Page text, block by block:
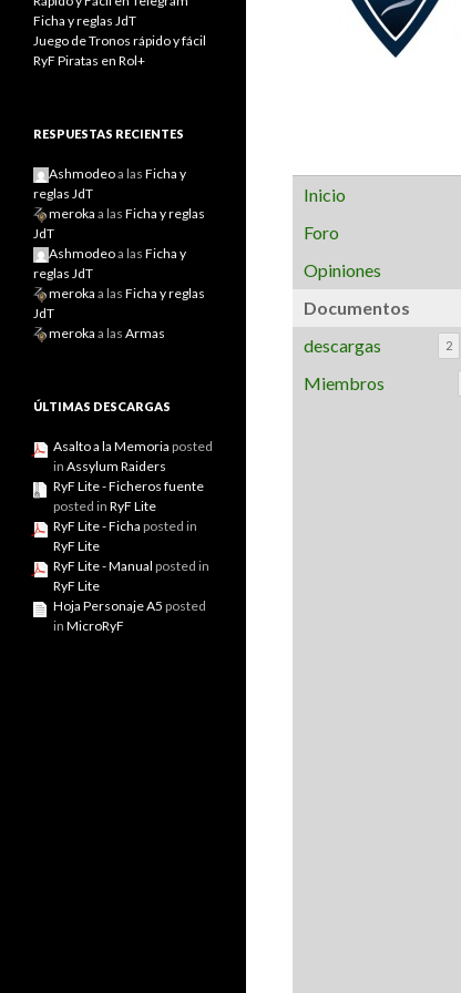
Inicio
Foro
Opiniones
Documentos
descargas
2
Miembros
Ficha y reglas JdT
Juego de Tronos rápido y fácil
RyF Piratas en Rol+
RESPUESTAS RECIENTES
Ashmodeoa las Ficha y
reglas JdT
meroka a las Ficha y reglas
JdT
Ashmodeoa las Ficha y
reglas JdT
meroka a las Ficha y reglas
JdT
meroka a las Armas
ÚLTIMAS DESCARGAS
Asalto a la Memoria posted
in Assylum Raiders
RyF Lite - Ficheros fuente
posted in RyF Lite
RyF Lite - Ficha posted in
RyF Lite
RyF Lite - Manual posted in
RyF Lite
Hoja Personaje A5 posted
in MicroRyF